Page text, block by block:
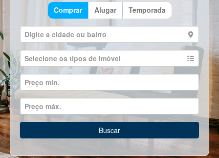
Comprar Alugar Temporada